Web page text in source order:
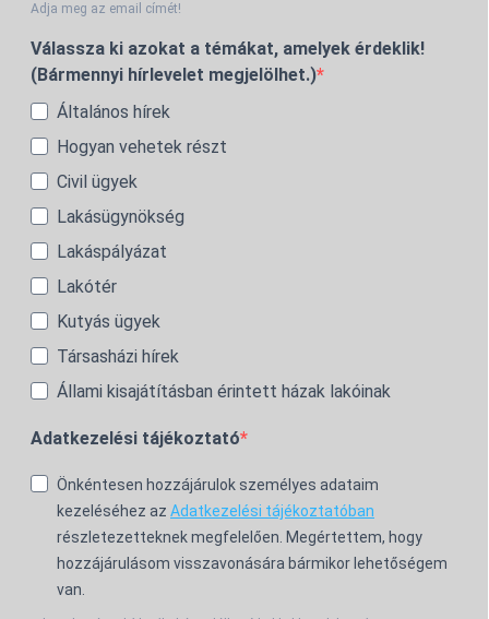
Adja meg az email címét!
Válassza ki azokat a témákat, amelyek érdeklik!
(Bármennyi hírlevelet megjelölhet.)
Általános hírek
Hogyan vehetek részt
Civil ügyek
Lakásügynökség
Lakáspályázat
Lakótér
Kutyás ügyek
Társasházi hírek
Állami kisajátításban érintett házak lakóinak
Adatkezelési tájékoztató
Önkéntesen hozzájárulok személyes adataim
kezeléséhez az Adatkezelési tájékoztatóban
részletezetteknek megfelelően. Megértettem, hogy
hozzájárulásom visszavonására bármikor lehetőségem
van.